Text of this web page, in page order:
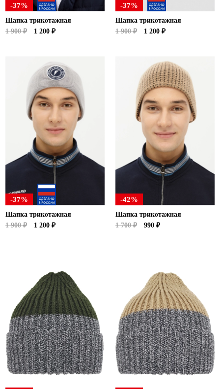
-37%
Шапка трикотажная
1 900 ₽
1 200 ₽
-37%
Шапка трикотажная
1 900 ₽
1 200 ₽
-37%
Шапка трикотажная
1 900 ₽
1 200 ₽
-42%
Шапка трикотажная
1 700 ₽
990 ₽